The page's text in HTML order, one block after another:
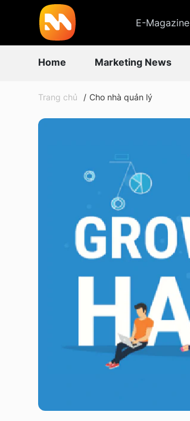
E-Magazine
Home Marketing News
Trang chủ Cho nhà quản lý